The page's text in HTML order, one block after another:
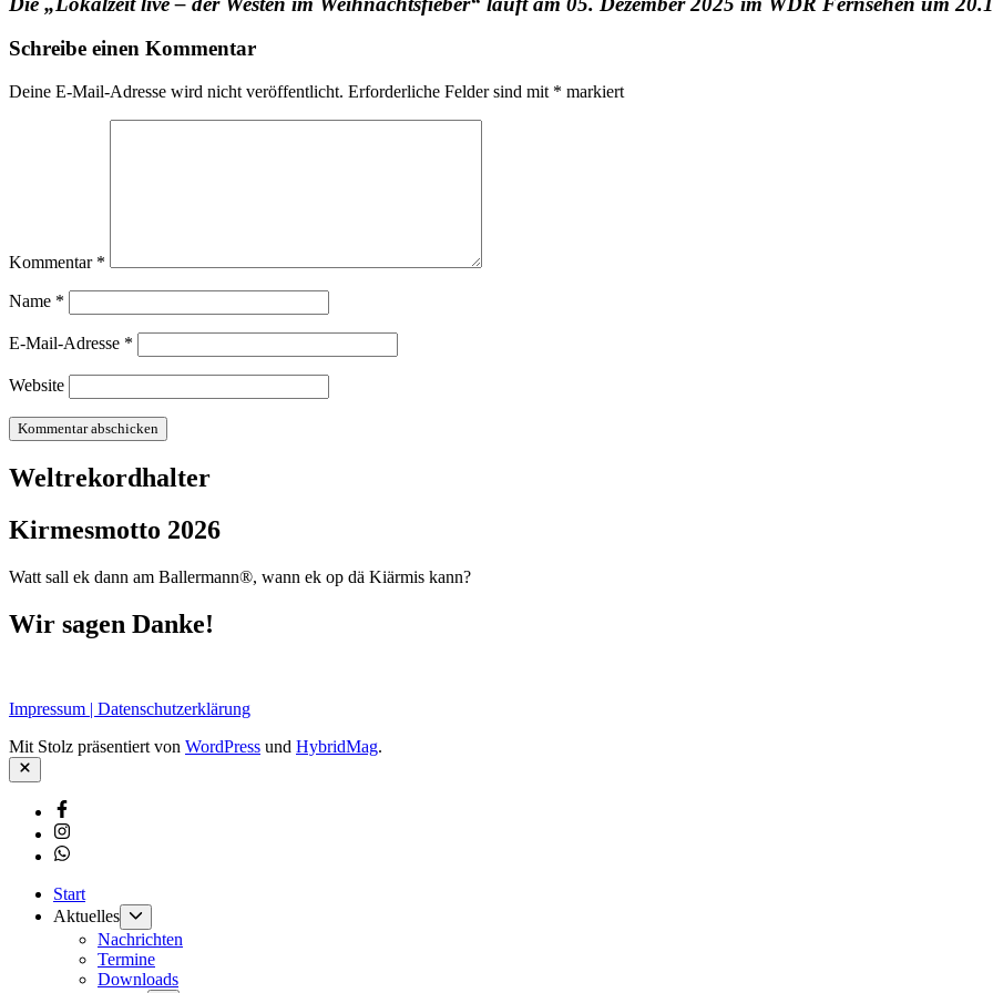
Schreibe einen Kommentar
Deine E-Mail-Adresse wird nicht veröffentlicht. Erforderliche Felder sind mit * markiert
Kommentar *
Name *
E-Mail-Adresse *
Website
Weltrekordhalter
Kirmesmotto 2026
Watt sall ek dann am Ballermann®, wann ek op dä Kiärmis kann?
Wir sagen Danke!
Impressum | Datenschutzerklärung
Mit Stolz präsentiert von WordPress und HybridMag.
Schließen
Facebook
Instagram
Whatsapp
Start
Aktuelles
anzeigen
Nachrichten
Termine
Downloads